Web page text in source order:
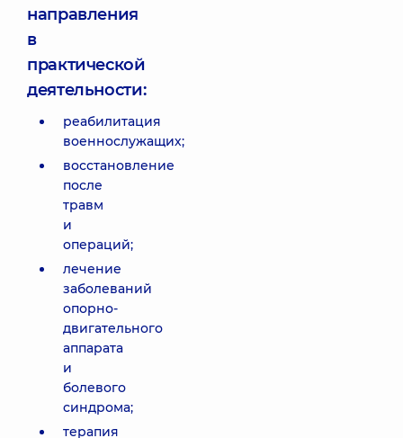
направления
в
практической
деятельности:
реабилитация
военнослужащих;
восстановление
после
травм
и
операций;
лечение
заболеваний
опорно-
двигательного
аппарата
и
болевого
синдрома;
терапия